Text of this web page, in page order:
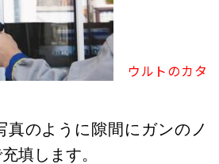
ウルトのカタ
真のように隙間にガンのノ
填します。